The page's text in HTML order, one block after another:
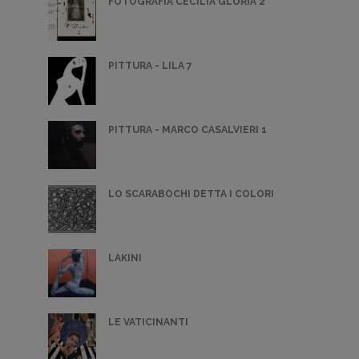
PITTURA - LILA 7
PITTURA - MARCO CASALVIERI 1
LO SCARABOCHI DETTA I COLORI
LAKINI
LE VATICINANTI